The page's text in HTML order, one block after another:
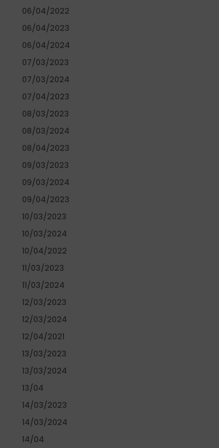
06/04/2022
06/04/2023
06/04/2024
07/03/2023
07/03/2024
07/04/2023
08/03/2023
08/03/2024
08/04/2023
09/03/2023
09/03/2024
09/04/2023
10/03/2023
10/03/2024
10/04/2022
11/03/2023
11/03/2024
12/03/2023
12/03/2024
12/04/2021
13/03/2023
13/03/2024
13/04
14/03/2023
14/03/2024
14/04